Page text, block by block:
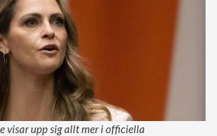
visar upp sig allt mer i officiella